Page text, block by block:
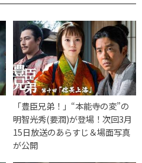
「豊臣兄弟！」“本能寺の変”の
明智光秀(要潤)が登場！次回3月
15日放送のあらすじ＆場面写真
が公開